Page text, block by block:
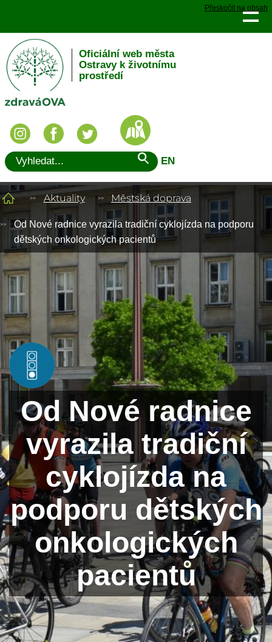
Přeskočit na obsah
Oficiální web města
Ostravy k životnímu
prostředí
EN
Aktuality Městská doprava
Od Nové radnice vyrazila tradiční cyklojízda na podporu
dětských onkologických pacientů
Od Nové radnice
vyrazila tradiční
cyklojízda na
podporu dětských
onkologických
pacientů